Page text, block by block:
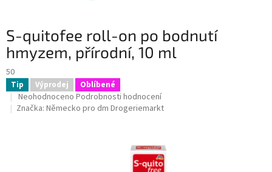
S-quitofee roll-on po bodnutí
hmyzem, přírodní, 10 ml
50
Tip Výprodej Oblíbené
Průměrné
hodnocení
Neohodnoceno Podrobnosti hodnocení
Značka: Německo pro dm Drogeriemarkt